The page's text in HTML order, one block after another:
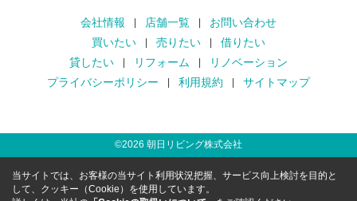
会社情報 店舗一覧
お問い合わせ
買いたい
売りたい
借りたい
貸したい
リフォーム
リノベーション
プライバシーポリシー
利用規約 サイトマップ
©2026 朝日リビング株式会社
当サイトでは、お客様の当サイト利用状況把握、サービス向上検討を目的と
して、クッキー（Cookie）を使用しています。